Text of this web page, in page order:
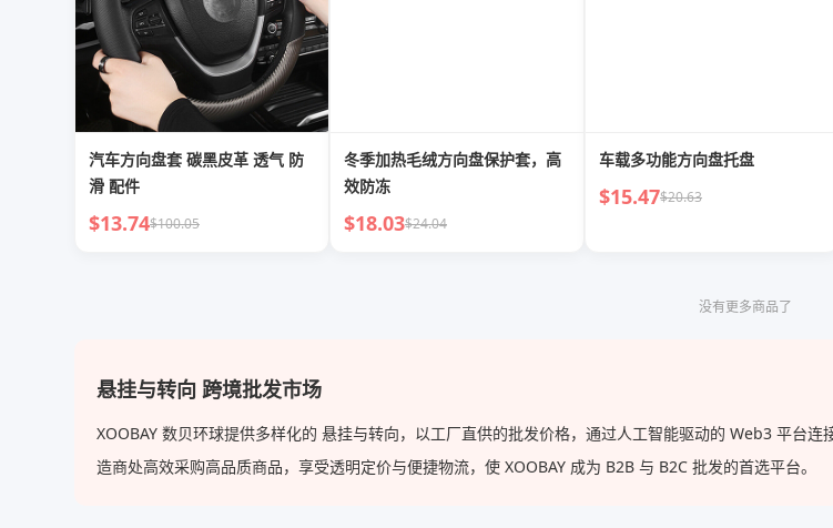
汽车方向盘套 碳黑皮革 透气 防
滑 配件
$13.74$100.05
冬季加热毛绒方向盘保护套，高
效防冻
$18.03$24.04
车载多功能方向盘托盘
$15.47$20.63
没有更多商品了
悬挂与转向 跨境批发市场
XOOBAY 数贝环球提供多样化的 悬挂与转向，以工厂直供的批发价格，通过人工智能驱动的 Web3 平台
造商处高效采购高品质商品，享受透明定价与便捷物流，使 XOOBAY 成为 B2B 与 B2C 批发的首选平台。